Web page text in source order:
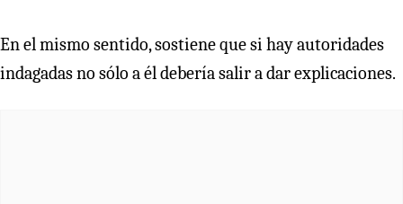
En el mismo sentido, sostiene que si hay autoridades
indagadas no sólo a él debería salir a dar explicaciones.